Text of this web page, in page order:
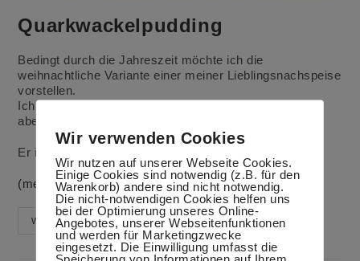
Quarkwackelpudding
Bedingt durch die Jahreszeit möchte ich die
weihnachtliche Variante einer meiner Lieblingsnachspeise
vorstellen.
Ich esse den Quarkwackelpudding eigentlich meistens
abends, wenn ich wieder verstärkt auf die Linie achte.
Er ist aber auch prima für Kinder geeignet.
(mehr …)
WeiterlesenQuarkwackelpudding
Wir verwenden Cookies
Wir nutzen auf unserer Webseite Cookies.
Einige Cookies sind notwendig (z.B. für den
Warenkorb) andere sind nicht notwendig.
Die nicht-notwendigen Cookies helfen uns
bei der Optimierung unseres Online-
Angebotes, unserer Webseitenfunktionen
und werden für Marketingzwecke
eingesetzt. Die Einwilligung umfasst die